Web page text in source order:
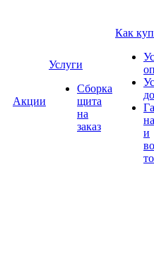
Акции
Услуги
Сборка
щита
на
заказ
Как
и